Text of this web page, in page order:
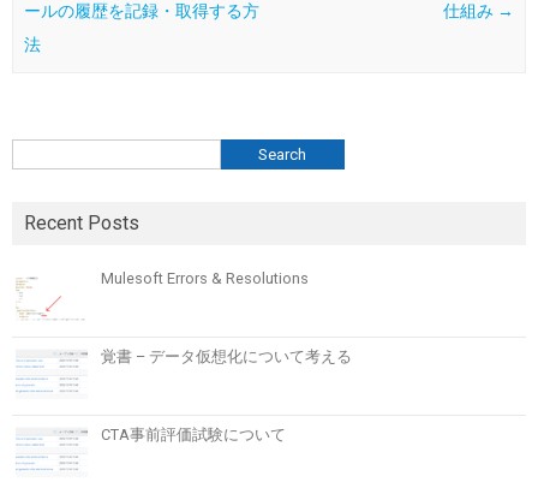
ールの履歴を記録・取得する方
法
仕組み →
検索
Search
Recent Posts
Mulesoft Errors & Resolutions
覚書 – データ仮想化について考える
CTA事前評価試験について